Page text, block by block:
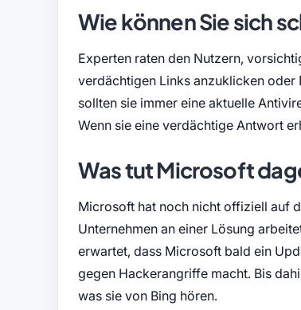
Wie können Sie sich
Experten raten den Nutzern,
verdächtigen Links anzuklicken oder
sollten sie immer eine aktuelle
Wenn sie eine verdächtige Antwort
Was tut Microsoft
Microsoft hat noch nicht offiziell auf
Unternehmen an einer Lösung
erwartet, dass Microsoft bald ein
gegen Hackerangriffe macht. Bis
was sie von Bing hören.